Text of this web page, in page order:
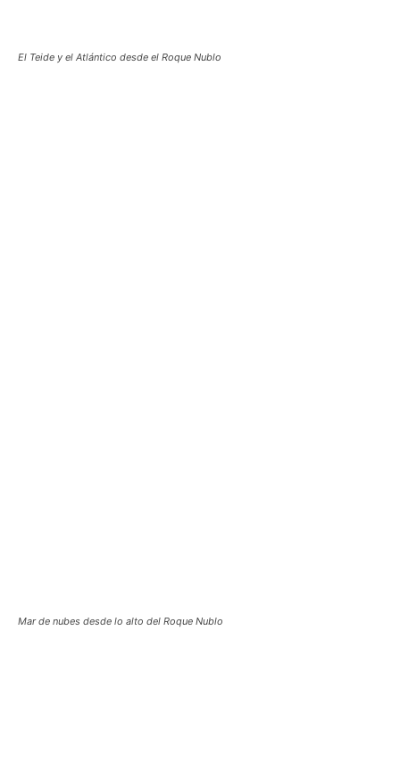
El Teide y el Atlántico desde el Roque Nublo
Mar de nubes desde lo alto del Roque Nublo